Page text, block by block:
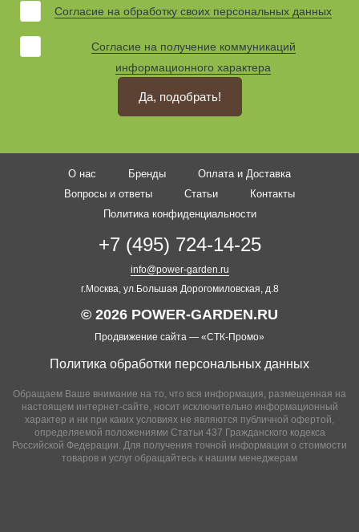
Согласие на обработку своих персональных данных
Согласие на получение коммуникаций
информационного характера
Да, подобрать!
О нас Бренды
Оплата и Доставка
Вопросы и ответы
Статьи
Контакты
Политика конфиденциальности
+7 (495) 724-14-25
info@power-garden.ru
г.Москва, ул.Большая Дорогомиловская, д.8
Обращаем Ваше внимание на то, что вся информация, размещенная на
настоящем интернет-сайте, носит исключительно информационный
характер и ни при каких условиях не являются публичной офертой,
определяемой положениями Статьи 437 Гражданского кодекса
Российской Федерации. Для получения точной информации о стоимости
товаров и услуг обращайтесь к нашим менеджерам
© 2026 POWER-GARDEN.RU
Продвижение сайта — «СТК-Промо»
Политика обработки персональных данных